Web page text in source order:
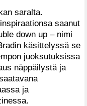
saralta.
saanut
down up – nimi
käsittelyssä se
juoksutuksissa
näppäilystä ja
ja